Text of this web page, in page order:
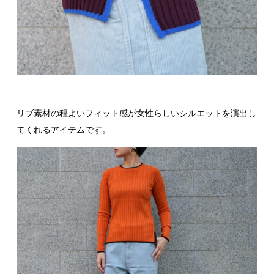
リブ素材の程よいフィット感が女性らしいシルエットを演出し
てくれるアイテムです。